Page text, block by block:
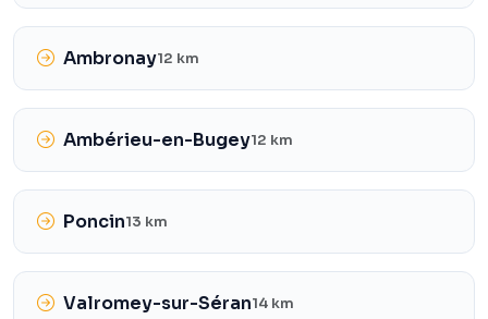
Ambronay12 km
Ambérieu-en-Bugey12 km
Poncin13 km
Valromey-sur-Séran14 km